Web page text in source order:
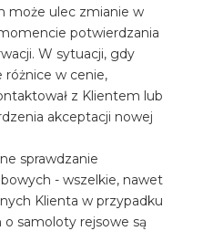
może ulec zmianie w
potwierdzania
W sytuacji, gdy
różnice w cenie,
z Klientem lub
akceptacji nowej
sprawdzanie
- wszelkie, nawet
Klienta w przypadku
samoloty rejsowe są